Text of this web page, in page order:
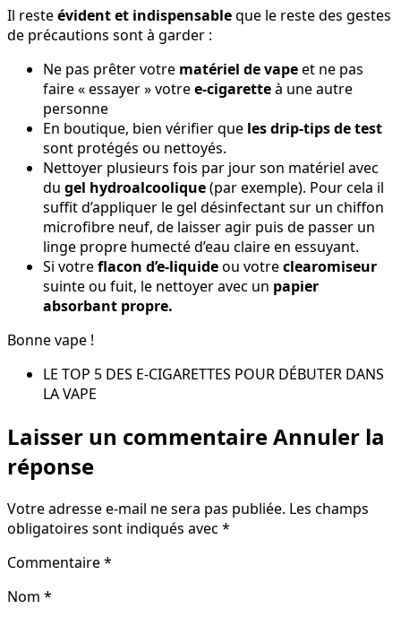
Il resteévident et indispensableque le reste des gestes
de précautions sont à garder :
Ne pas prêter votre matériel de vapeet ne pas
faire « essayer » votree-cigaretteà une autre
personne
En boutique, bien vérifier que les drip-tipsde test
sont protégés ou nettoyés.
Nettoyer plusieurs fois par jour son matériel avec
du gel hydroalcoolique(par exemple). Pour cela il
suffit d’appliquer le gel désinfectant sur un chiffon
microfibre neuf, de laisser agir puis de passer un
linge propre humecté d’eau claire en essuyant.
Si votreflacon d’e-liquideou votreclearomiseur
suinte ou fuit, le nettoyer avec un papier
absorbant propre.
Bonne vape !
LE TOP 5 DES E-CIGARETTES POUR DÉBUTER DANS
LA VAPE
Laisser un commentaire Annuler la
réponse
Votre adresse e-mail ne sera pas publiée. Les champs
obligatoires sont indiqués avec *
Commentaire*
Nom *